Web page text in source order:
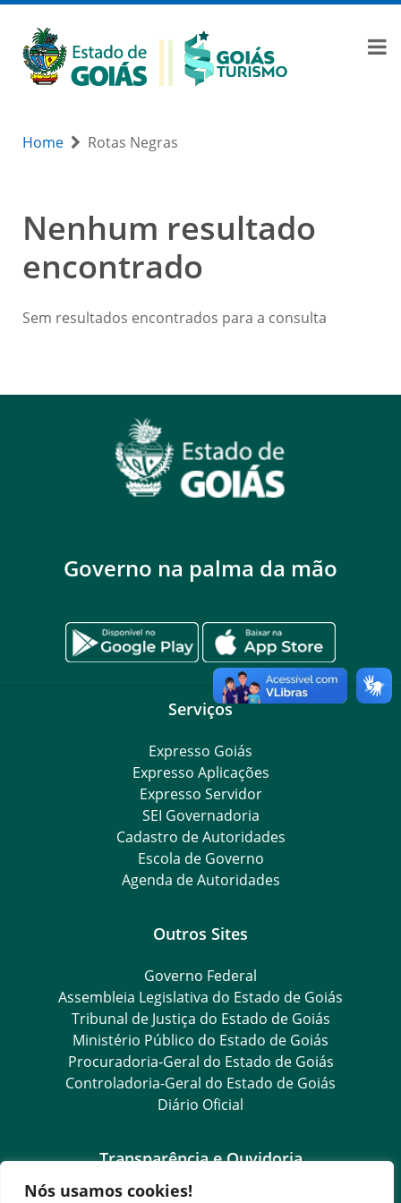
Nós usamos cookies!
Home Rotas Negras
Nenhum resultado
encontrado
Sem resultados encontrados para a consulta
Governo na palma da mão
Serviços
Expresso Goiás
Expresso Aplicações
Expresso Servidor
SEI Governadoria
Cadastro de Autoridades
Escola de Governo
Agenda de Autoridades
Outros Sites
Governo Federal
Assembleia Legislativa do Estado de Goiás
Tribunal de Justiça do Estado de Goiás
Ministério Público do Estado de Goiás
Procuradoria-Geral do Estado de Goiás
Controladoria-Geral do Estado de Goiás
Diário Oficial
Transparência e Ouvidoria